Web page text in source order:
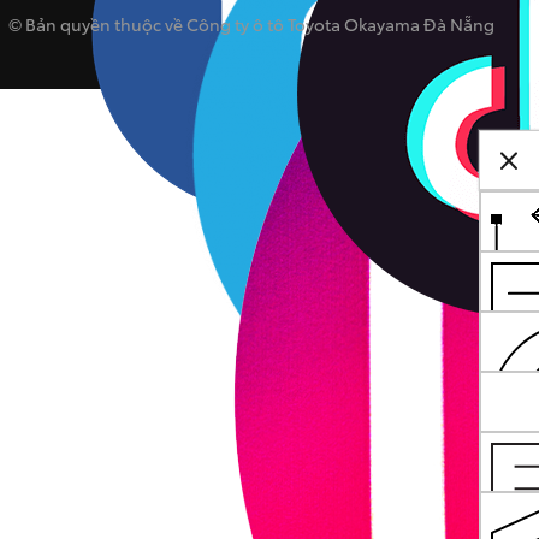
© Bản quyền thuộc về Công ty ô tô Toyota Okayama Đà Nẵng